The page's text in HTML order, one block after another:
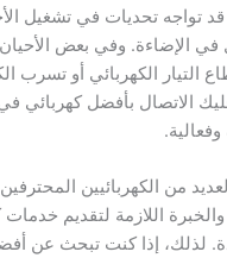
تواجه تحديات في تشغيل
في الإضاءة. وفي بعض
التيار الكهربائي أو تسرب
الاتصال بأفضل كهربائي
من الكهربائيين
اللازمة لتقديم
لذلك، إذا كنت تبحث عن